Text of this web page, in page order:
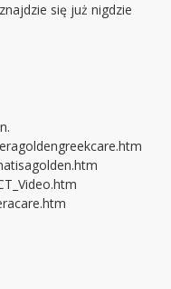
się już nigdzie